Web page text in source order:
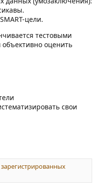
цели.
тестовыми
оценить
свои